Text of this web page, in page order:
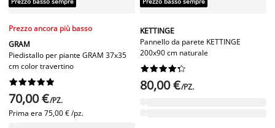
Prezzo ancora più basso
GRAM
Piedistallo per piante GRAM 37x35
cm color travertino






70,00 €/PZ.
Prima era 75,00 € /pz.
KETTINGE
Pannello da parete KETTINGE
200x90 cm naturale






80,00 €/PZ.